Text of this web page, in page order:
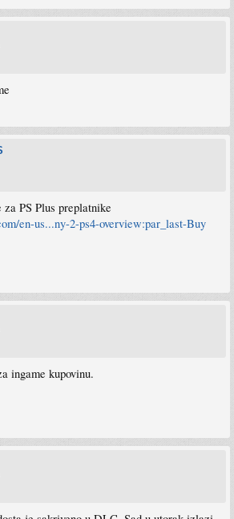
PS Plus preplatnike
en-us...ny-2-ps4-overview:par_last-Buy
ingame kupovinu.